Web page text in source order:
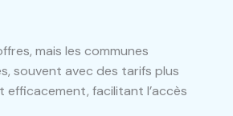
mais les communes
souvent avec des tarifs plus
efficacement, facilitant l’accès